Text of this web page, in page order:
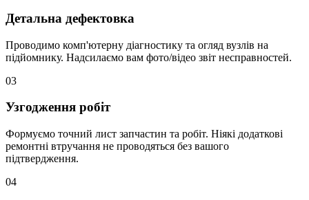
Детальна дефектовка
Проводимо комп'ютерну діагностику та огляд вузлів на
підйомнику. Надсилаємо вам фото/відео звіт несправностей.
03
Узгодження робіт
Формуємо точний лист запчастин та робіт. Ніякі додаткові
ремонтні втручання не проводяться без вашого
підтвердження.
04